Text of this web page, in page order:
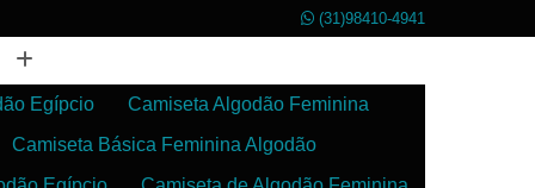
(31)98410-4941
Egípcio
Camiseta Algodão Feminina
Camiseta Básica Feminina Algodão